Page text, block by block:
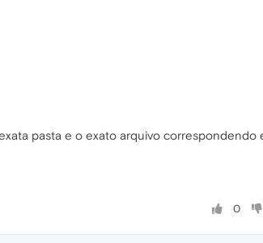
pasta e o exato arquivo correspondendo
0